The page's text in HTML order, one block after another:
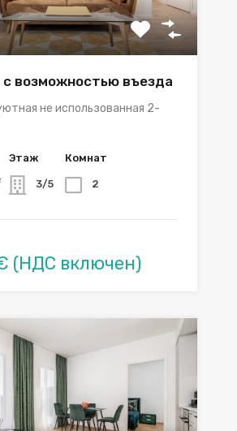
с возможностью въезда
не использованная 2-
Этаж
3/5
Комнат
2
(НДС включен)